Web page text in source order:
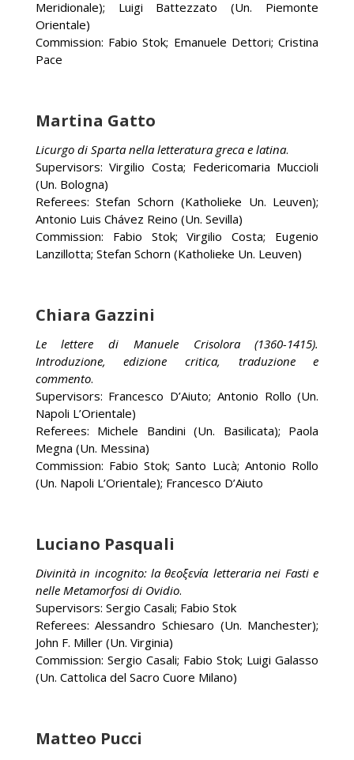
Meridionale); Luigi Battezzato (Un. Piemonte
Orientale)
Commission: Fabio Stok; Emanuele Dettori; Cristina
Pace
Martina Gatto
Licurgo di Sparta nella letteratura greca e latina.
Supervisors: Virgilio Costa; Federicomaria Muccioli
(Un. Bologna)
Referees: Stefan Schorn (Katholieke Un. Leuven);
Antonio Luis Chávez Reino (Un. Sevilla)
Commission: Fabio Stok; Virgilio Costa; Eugenio
Lanzillotta; Stefan Schorn (Katholieke Un. Leuven)
Chiara Gazzini
Le lettere di Manuele Crisolora (1360-1415).
Introduzione, edizione critica, traduzione e
commento.
Supervisors: Francesco D’Aiuto; Antonio Rollo (Un.
Napoli L’Orientale)
Referees: Michele Bandini (Un. Basilicata); Paola
Megna (Un. Messina)
Commission: Fabio Stok; Santo Lucà; Antonio Rollo
(Un. Napoli L’Orientale); Francesco D’Aiuto
Luciano Pasquali
Divinità in incognito: la θεοξενία letteraria nei Fastie
nelle Metamorfosidi Ovidio.
Supervisors: Sergio Casali; Fabio Stok
Referees: Alessandro Schiesaro (Un. Manchester);
John F. Miller (Un. Virginia)
Commission: Sergio Casali; Fabio Stok; Luigi Galasso
(Un. Cattolica del Sacro Cuore Milano)
Matteo Pucci